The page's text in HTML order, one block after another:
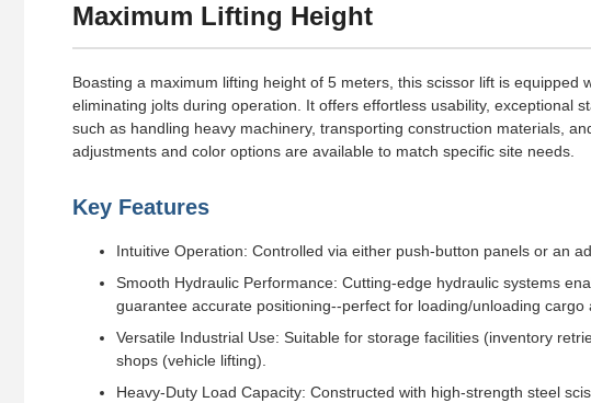
Maximum Lifting Height
Boasting a maximum lifting height of 5 meters, this scissor lift is
eliminating jolts during operation. It offers effortless usability, exceptional
such as handling heavy machinery, transporting construction materials,
adjustments and color options are available to match specific site needs.
Key Features
Intuitive Operation: Controlled via either push-button panels or an
Smooth Hydraulic Performance: Cutting-edge hydraulic systems
guarantee accurate positioning--perfect for loading/unloading cargo
Versatile Industrial Use: Suitable for storage facilities (inventory
shops (vehicle lifting).
Heavy-Duty Load Capacity: Constructed with high-strength steel